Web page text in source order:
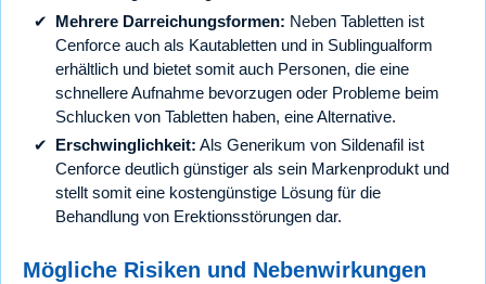
Mehrere Darreichungsformen: Neben Tabletten ist
Cenforce auch als Kautabletten und in Sublingualform
erhältlich und bietet somit auch Personen, die eine
schnellere Aufnahme bevorzugen oder Probleme beim
Schlucken von Tabletten haben, eine Alternative.
Erschwinglichkeit: Als Generikum von Sildenafil ist
Cenforce deutlich günstiger als sein Markenprodukt und
stellt somit eine kostengünstige Lösung für die
Behandlung von Erektionsstörungen dar.
Mögliche Risiken und Nebenwirkungen